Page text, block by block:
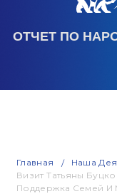
ОТЧЕТ ПО
Главная Наша
Визит Татьяны
Поддержка Семей И